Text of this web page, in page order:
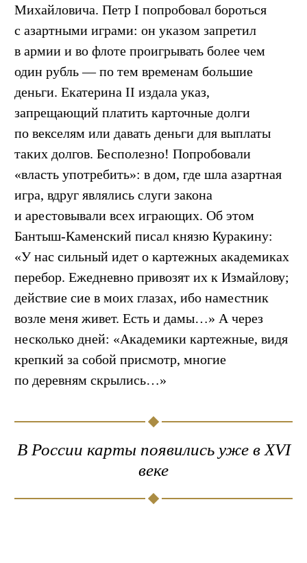
Михайловича. Петр I попробовал бороться
с азартными играми: он указом запретил
в армии и во флоте проигрывать более чем
один рубль — по тем временам большие
деньги. Екатерина II издала указ,
запрещающий платить карточные долги
по векселям или давать деньги для выплаты
таких долгов. Бесполезно! Попробовали
«власть употребить»: в дом, где шла азартная
игра, вдруг являлись слуги закона
и арестовывали всех играющих. Об этом
Бантыш-Каменский писал князю Куракину:
«У нас сильный идет о картежных академиках
перебор. Ежедневно привозят их к Измайлову;
действие сие в моих глазах, ибо наместник
возле меня живет. Есть и дамы…» А через
несколько дней: «Академики картежные, видя
крепкий за собой присмотр, многие
по деревням скрылись…»
В России карты появились уже в XVI
веке